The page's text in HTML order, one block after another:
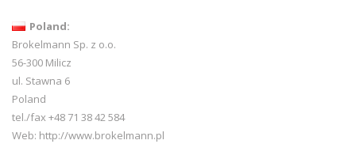
Poland:
Brokelmann Sp. z o.o.
56-300 Milicz
ul. Stawna 6
Poland
tel./fax +48 71 38 42 584
Web: http://www.brokelmann.pl